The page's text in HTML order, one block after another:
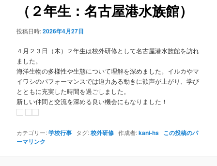
ン
ツ
へ
移
動
シ
（２年生：名古屋港水族館）
投稿日時:2026年4月27日
４月２３日（木）２年生は校外研修として名古屋港水族館を訪れ
ました。
海洋生物の多様性や生態について理解を深めました。 イルカやマ
イワシのパフォーマンスでは迫力ある動きに歓声が上がり、学び
とともに充実した時間を過ごしました。
新しい仲間と交流を深める良い機会にもなりました！
カテゴリー:学校行事 タグ:校外研修 作成者:kani-hs この投稿のパ
ーマリンク